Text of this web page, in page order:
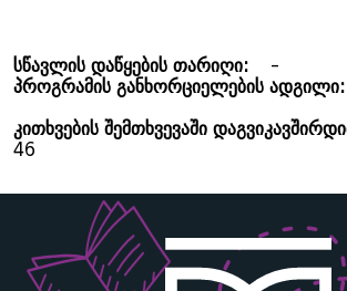
სწავლის დაწყების თარიღი:
-
პროგრამის განხორციელების ადგილი:
კითხვების შემთხვევაში
46